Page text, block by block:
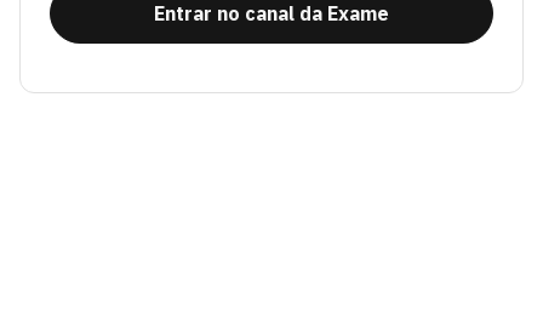
Entrar no canal da Exame